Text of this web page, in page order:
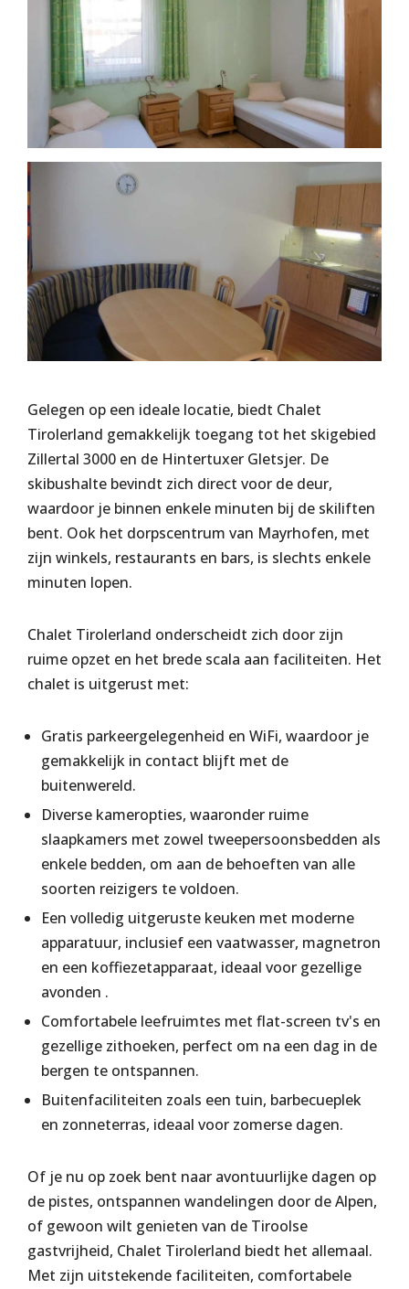
Gelegen op een ideale locatie, biedt Chalet
Tirolerland gemakkelijk toegang tot het skigebied
Zillertal 3000 en de Hintertuxer Gletsjer. De
skibushalte bevindt zich direct voor de deur,
waardoor je binnen enkele minuten bij de skiliften
bent. Ook het dorpscentrum van Mayrhofen, met
zijn winkels, restaurants en bars, is slechts enkele
minuten lopen.
Chalet Tirolerland onderscheidt zich door zijn
ruime opzet en het brede scala aan faciliteiten. Het
chalet is uitgerust met:
Gratis parkeergelegenheid en WiFi, waardoor je
gemakkelijk in contact blijft met de
buitenwereld.
Diverse kameropties, waaronder ruime
slaapkamers met zowel tweepersoonsbedden als
enkele bedden, om aan de behoeften van alle
soorten reizigers te voldoen.
Een volledig uitgeruste keuken met moderne
apparatuur, inclusief een vaatwasser, magnetron
en een koffiezetapparaat, ideaal voor gezellige
avonden .
Comfortabele leefruimtes met flat-screen tv's en
gezellige zithoeken, perfect om na een dag in de
bergen te ontspannen.
Buitenfaciliteiten zoals een tuin, barbecueplek
en zonneterras, ideaal voor zomerse dagen.
Of je nu op zoek bent naar avontuurlijke dagen op
de pistes, ontspannen wandelingen door de Alpen,
of gewoon wilt genieten van de Tiroolse
gastvrijheid, Chalet Tirolerland biedt het allemaal.
Met zijn uitstekende faciliteiten, comfortabele